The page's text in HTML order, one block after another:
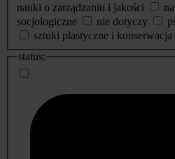
nauki o zarządzaniu i jakości
socjologiczne
nie dotyczy
sztuki plastyczne i konserwacja
status: